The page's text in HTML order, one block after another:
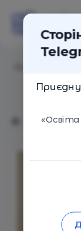
«Освіта